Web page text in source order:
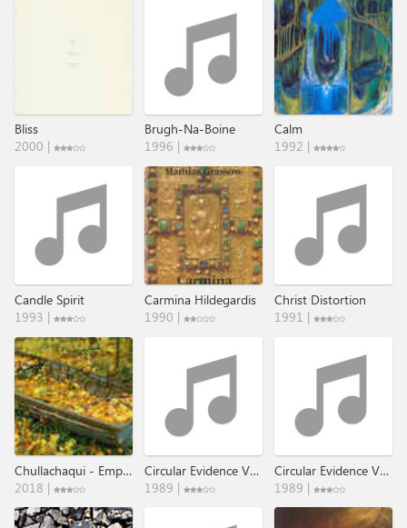
Bliss
2000 |
Brugh-Na-Boine
1996 |
Calm
1992 |
Candle Spirit
1993 |
Carmina Hildegardis
1990 |
Christ Distortion
1991 |
Chullachaqui - Empty Shells​.​.​.​.​.
2018 |
Circular Evidence Vol. 1
1989 |
Circular Evidence Vol.II
1989 |